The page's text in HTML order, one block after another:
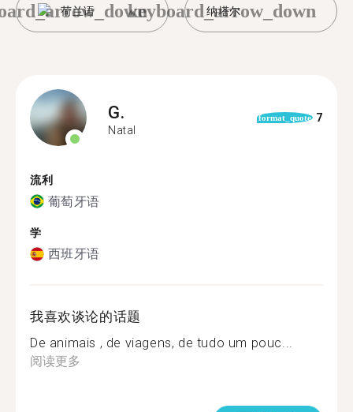
荷兰语 纳塔尔
keyboard_arrow_down
G.
Natal
format_quote 7
流利
葡萄牙语
学
西班牙语
我喜欢谈论的话题
De animais , de viagens, de tudo um pouc...
阅读更多